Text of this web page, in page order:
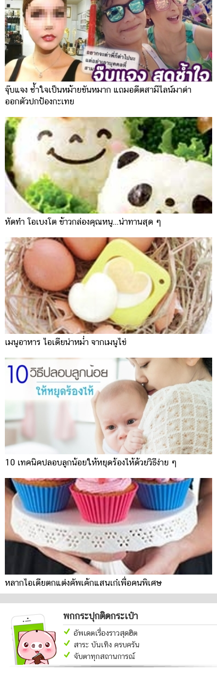
จุ๊บแจง ช้ำใจเป็นหม้ายขันหมาก แถมอดีตสามีไลน์มาด่า
ออกตัวปกป้องกะเทย
หัดทำ โอเบงโต ข้าวกล่องคุณหนู...น่าทานสุด ๆ
เมนูอาหาร ไอเดียน่าหม่ำ จากเมนูไข่
10 เทคนิคปลอบลูกน้อยให้หยุดร้องไห้ด้วยวิธีง่าย ๆ
หลากไอเดียตกแต่งคัพเค้กแสนเก๋เพื่อคนพิเศษ
พกกระปุกติดกระเป๋า
อัพเดตเรื่องราวสุดฮิต
สาระ บันเทิง ครบครัน
จับตาทุกสถานการณ์